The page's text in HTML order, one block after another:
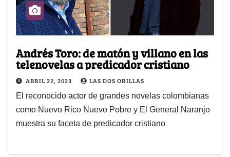
Andrés Toro: de matón y villano en las
telenovelas a predicador cristiano
ABRIL 22, 2023 LAS DOS ORILLAS
El reconocido actor de grandes novelas colombianas
como Nuevo Rico Nuevo Pobre y El General Naranjo
muestra su faceta de predicador cristiano